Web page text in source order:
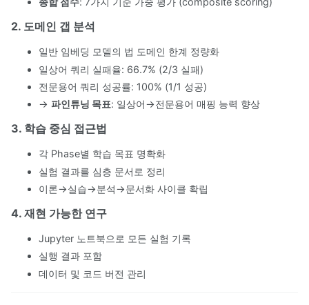
2. 도메인 갭 분석
일반 임베딩 모델의 법 도메인 한계 정량화
일상어 쿼리 실패율: 66.7% (2/3 실패)
전문용어 쿼리 성공률: 100% (1/1 성공)
→ 파인튜닝 목표: 일상어→전문용어 매핑 능력 향상
3. 학습 중심 접근법
각 Phase별 학습 목표 명확화
실험 결과를 심층 문서로 정리
이론→실습→분석→문서화 사이클 확립
4. 재현 가능한 연구
Jupyter 노트북으로 모든 실험 기록
실행 결과 포함
데이터 및 코드 버전 관리